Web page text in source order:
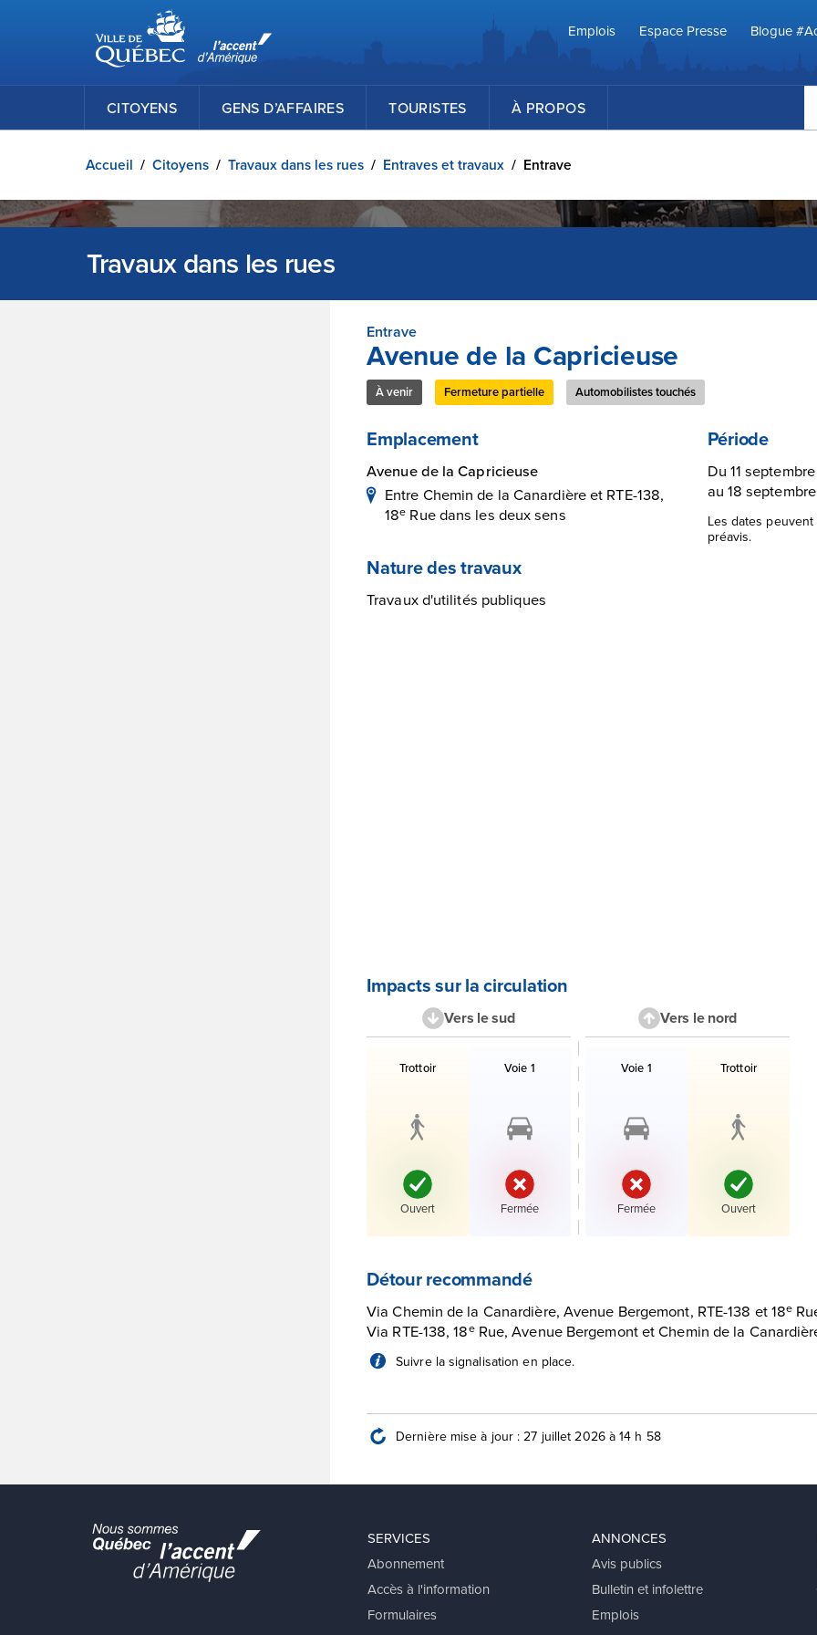
Passer au contenu principal
Ville de Québec
Emplois
Espace Presse Blogue
CITOYENS GENS D’AFFAIRES TOURISTES À PROPOS
Accueil / Citoyens / Travaux dans les rues / Entraves et travaux / Entrave
Travaux dans les rues
Entrave
Avenue de la Capricieuse
À venir Fermeture partielle Automobilistes touchés
Emplacement
Avenue de la Capricieuse
Entre Chemin de la Canardière et RTE-138,
18e Rue dans les deux sens
Nature des travaux
Travaux d'utilités publiques
Période
Du 11
au 18
Les dates
préavis.
Impacts sur la circulation
Vers le sud
Liste des voies et accès en direction le sud avec leur état.
Voie 1
État :
Fermée
Trottoir
État :
Ouvert
Vers le nord
Voie 1
État :
Fermée
Trottoir
État :
Ouvert
Détour recommandé
Via Chemin de la Canardière, Avenue Bergemont, RTE-138 et 18e
Via RTE-138, 18eRue, Avenue Bergemont et Chemin de la
Suivre la signalisation en place.
Dernière mise à jour : 27 juillet 2026 à 14 h 58
SERVICES
Abonnement
Accès à l'information
Formulaires
ANNONCES
Avis publics
Bulletin et infolettre
Emplois